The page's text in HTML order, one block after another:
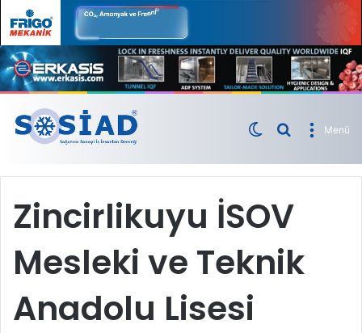
Menü
Zincirlikuyu İSOV
Mesleki ve Teknik
Anadolu Lisesi